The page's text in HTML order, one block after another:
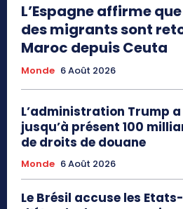
L’Espagne affirme
des migrants sont
Maroc depuis Ceuta
Monde 6 Août 2026
L’administration Trump
jusqu’à présent 100
de droits de douane
Monde 6 Août 2026
Le Brésil accuse les